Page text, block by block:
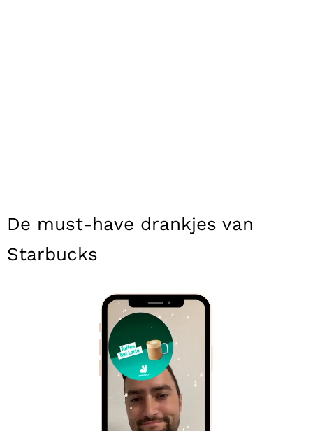
De must-have drankjes van
Starbucks